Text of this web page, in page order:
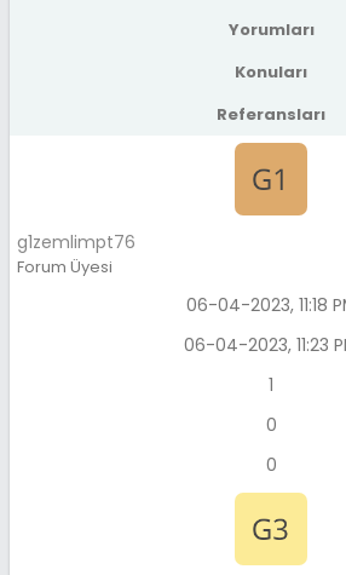
Yorumları
Konuları
Referansları
g1zemlimpt76
Forum Üyesi
06-04-2023, 11:18
06-04-2023, 11:23
1
0
0